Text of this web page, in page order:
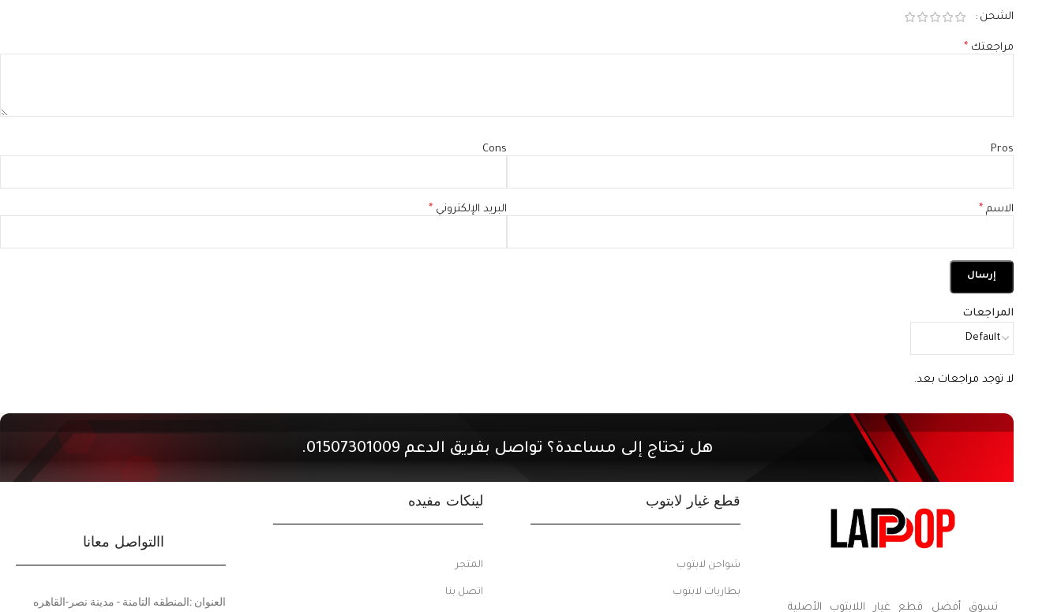
المراجعات
لا توجد مراجعات بعد.
الشحن
مراجعتك *
Pros
Cons
الاسم * البريد الإلكتروني *
هل تحتاج إلى مساعدة؟ تواصل بفريق الدعم 01507301009.
تسوق أفضل قطع غيار اللابتوب الأصلية
قطع غيار لابتوب
شواحن لابتوب
بطاريات لابتوب
لينكات مفيده
المتجر
اتصل بنا
االتواصل معانا
العنوان :المنطقه التامنة - مدينة نصر-القاهره